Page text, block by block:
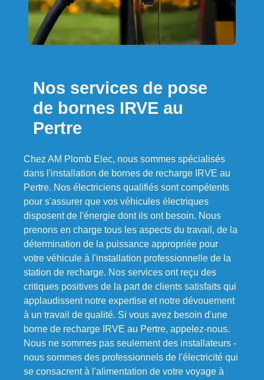
Nos services de pose
de bornes IRVE au
Pertre
Chez AM Plomb Elec, nous sommes spécialisés
dans l'installation de bornes de recharge IRVE au
Pertre. Nos électriciens qualifiés sont compétents
pour s'assurer que vos véhicules électriques
disposent de l'énergie dont ils ont besoin. Nous
prenons en charge tous les aspects du travail, de la
détermination de la puissance appropriée pour
votre véhicule à l'installation professionnelle de la
station de recharge. Nos services ont reçu des
critiques positives de la part de clients satisfaits qui
applaudissent notre expertise et notre dévouement
à un travail de qualité. Si vous avez besoin d'une
borne de recharge IRVE au Pertre, appelez-nous.
Nous ne sommes pas seulement des installateurs -
nous sommes des professionnels de l'électricité qui
se consacrent à l'alimentation de votre voyage à